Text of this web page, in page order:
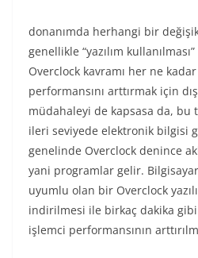
donanımda herhangi bir
genellikle “yazılım
Overclock kavramı her ne kadar
performansını arttırmak için
müdahaleyi de kapsasa da, bu
ileri seviyede elektronik bilgisi
genelinde Overclock denince
yani programlar gelir.
uyumlu olan bir Overclock
indirilmesi ile birkaç dakika gibi
işlemci performansının